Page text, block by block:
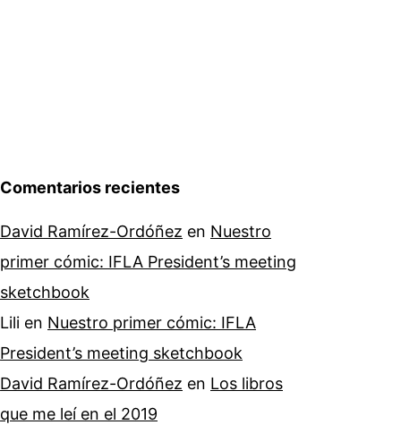
Comentarios recientes
David Ramírez-Ordóñez en Nuestro
primer cómic: IFLA President’s meeting
sketchbook
Lili en Nuestro primer cómic: IFLA
President’s meeting sketchbook
David Ramírez-Ordóñez en Los libros
que me leí en el 2019